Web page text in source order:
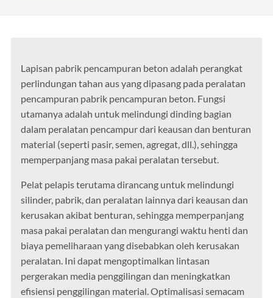
Lapisan pabrik pencampuran beton adalah perangkat
perlindungan tahan aus yang dipasang pada peralatan
pencampuran pabrik pencampuran beton. Fungsi
utamanya adalah untuk melindungi dinding bagian
dalam peralatan pencampur dari keausan dan benturan
material (seperti pasir, semen, agregat, dll.), sehingga
memperpanjang masa pakai peralatan tersebut.
Pelat pelapis terutama dirancang untuk melindungi
silinder, pabrik, dan peralatan lainnya dari keausan dan
kerusakan akibat benturan, sehingga memperpanjang
masa pakai peralatan dan mengurangi waktu henti dan
biaya pemeliharaan yang disebabkan oleh kerusakan
peralatan. Ini dapat mengoptimalkan lintasan
pergerakan media penggilingan dan meningkatkan
efisiensi penggilingan material. Optimalisasi semacam